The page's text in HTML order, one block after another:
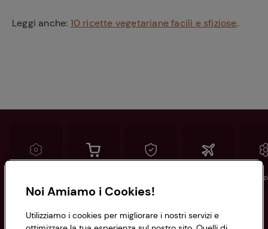
Leggi anche: 10 ricette vegetariane facili e sfiziose.
Informazioni
Noi Amiamo i Cookies!
Utilizziamo i cookies per migliorare i nostri servizi e